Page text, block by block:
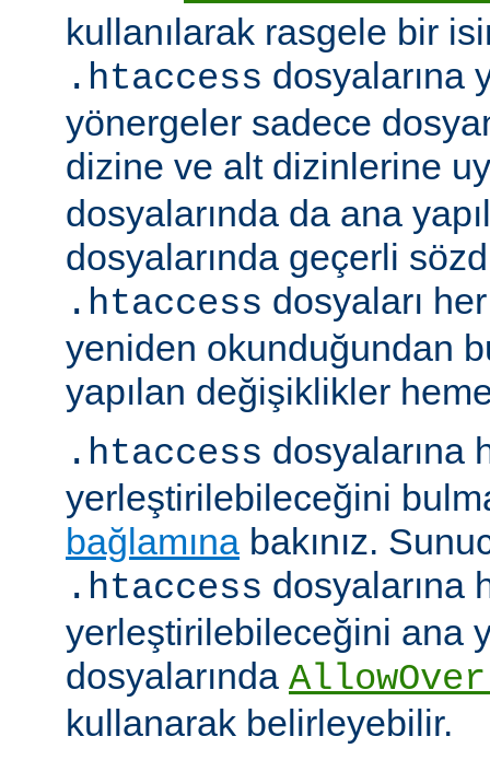
kullanılarak rasgele bir
.htaccess dosyalarına
yönergeler sadece
dizine ve alt dizinlerine
dosyalarında da ana
dosyalarında geçerli
.htaccess dosyaları
yeniden okunduğundan
yapılan değişiklikler
.htaccess dosyalarına
yerleştirilebileceğini
bağlamına bakınız.
.htaccess dosyalarına
yerleştirilebileceğini ana
dosyalarında
kullanarak belirleyebilir.